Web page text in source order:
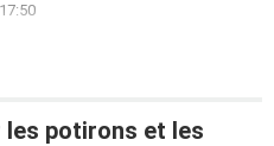
les potirons et les